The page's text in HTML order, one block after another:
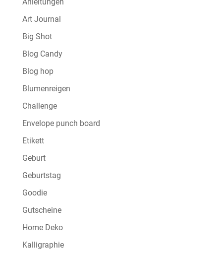
Art Journal
Big Shot
Blog Candy
Blog hop
Blumenreigen
Challenge
Envelope punch board
Etikett
Geburt
Geburtstag
Goodie
Gutscheine
Home Deko
Kalligraphie